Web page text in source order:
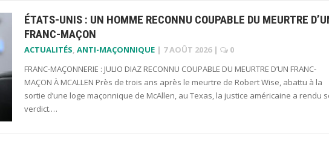
ÉTATS-UNIS : UN HOMME RECONNU COUPABLE DU MEURTRE
FRANC-MAÇON
ACTUALITÉS, ANTI-MAÇONNIQUE | 7 AOÛT 2026 |
0
FRANC-MAÇONNERIE : JULIO DIAZ RECONNU COUPABLE DU MEURTRE D’UN FRANC-
MAÇON À MCALLEN Près de trois ans après le meurtre de Robert Wise, abattu à la
sortie d’une loge maçonnique de McAllen, au Texas, la justice américaine a rendu
verdict.…